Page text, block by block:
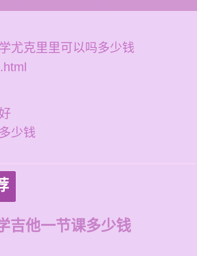
尤克里里可以吗多少钱
少钱
吉他一节课多少钱